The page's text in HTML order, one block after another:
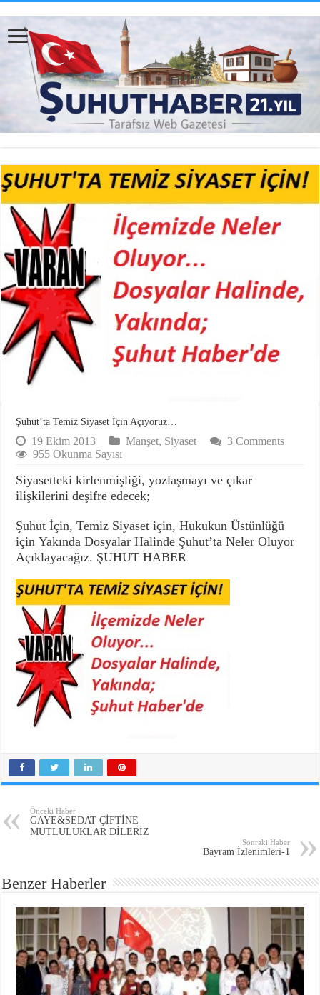
Şuhut’ta Temiz Siyaset İçin Açıyoruz…
19 Ekim 2013 Manşet, Siyaset
3 Comments
955 Okunma Sayısı
Siyasetteki kirlenmişliği, yozlaşmayı ve çıkar
ilişkilerini deşifre edecek;
Şuhut İçin, Temiz Siyaset için, Hukukun Üstünlüğü
için Yakında Dosyalar Halinde Şuhut’ta Neler Oluyor
Açıklayacağız. ŞUHUT HABER
Önceki Haber
GAYE&SEDAT ÇİFTİNE
MUTLULUKLAR DİLERİZ
Sonraki Haber
Bayram İzlenimleri-1
Benzer Haberler